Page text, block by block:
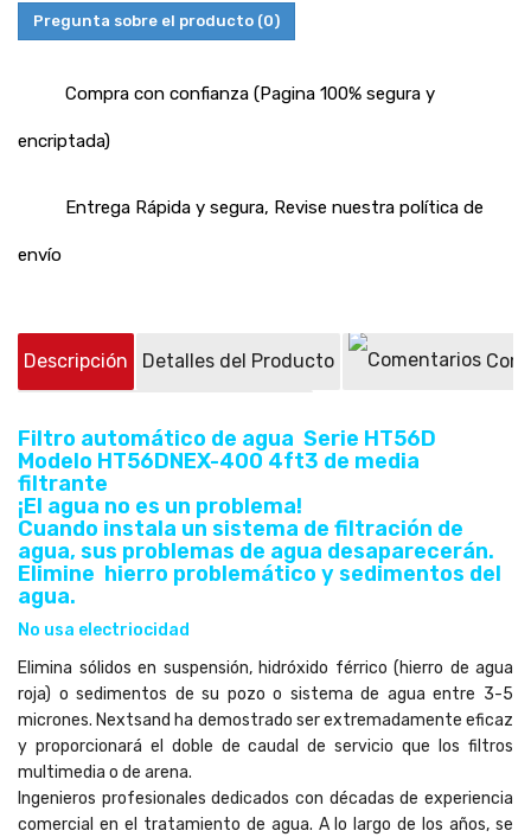
Pregunta sobre el producto (0)
Compra con confianza (Pagina 100% segura y
encriptada)
Entrega Rápida y segura, Revise nuestra política de
envío
Descripción Detalles del Producto
Filtro automático de agua Serie HT56D
Modelo HT56DNEX-400 4ft3 de media
filtrante
¡El agua no es un problema!
Cuando instala un sistema de filtración de
agua, sus problemas de agua desaparecerán.
Elimine hierro problemático y sedimentos del
agua.
No usa electriocidad
Elimina sólidos en suspensión, hidróxido férrico (hierro de agua
roja) o sedimentos de su pozo o sistema de agua entre 3-5
micrones. Nextsand ha demostrado ser extremadamente eficaz
y proporcionará el doble de caudal de servicio que los filtros
multimedia o de arena.
Ingenieros profesionales dedicados con décadas de experiencia
comercial en el tratamiento de agua. A lo largo de los años, se